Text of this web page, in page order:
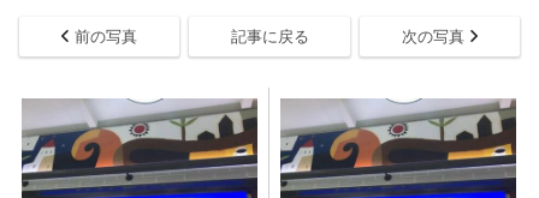
前の写真 記事に戻る 次の写真